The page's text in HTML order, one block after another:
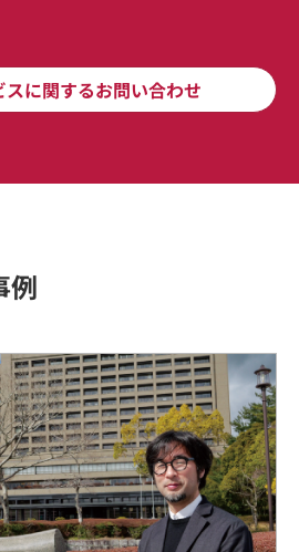
に関するお問い合わせ
例